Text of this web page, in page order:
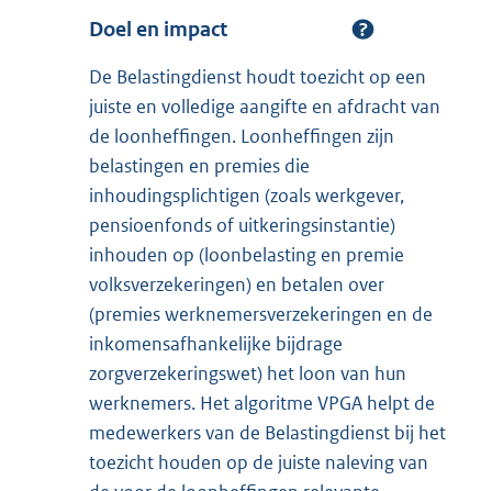
Doel en impact
De Belastingdienst houdt toezicht op een
juiste en volledige aangifte en afdracht van
de loonheffingen. Loonheffingen zijn
belastingen en premies die
inhoudingsplichtigen (zoals werkgever,
pensioenfonds of uitkeringsinstantie)
inhouden op (loonbelasting en premie
volksverzekeringen) en betalen over
(premies werknemersverzekeringen en de
inkomensafhankelijke bijdrage
zorgverzekeringswet) het loon van hun
werknemers. Het algoritme VPGA helpt de
medewerkers van de Belastingdienst bij het
toezicht houden op de juiste naleving van